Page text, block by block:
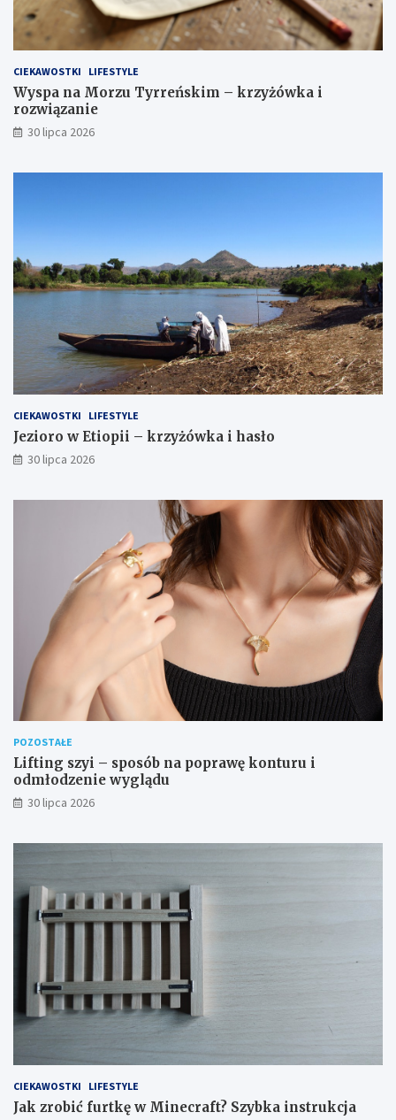
CIEKAWOSTKI LIFESTYLE
Wyspa na Morzu Tyrreńskim – krzyżówka i
rozwiązanie
30 lipca 2026
CIEKAWOSTKI LIFESTYLE
Jezioro w Etiopii – krzyżówka i hasło
30 lipca 2026
POZOSTAŁE
Lifting szyi – sposób na poprawę konturu i
odmłodzenie wyglądu
30 lipca 2026
CIEKAWOSTKI LIFESTYLE
Jak zrobić furtkę w Minecraft? Szybka instrukcja